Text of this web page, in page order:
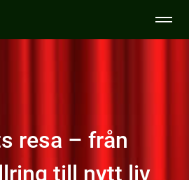
resa – från
till nytt liv